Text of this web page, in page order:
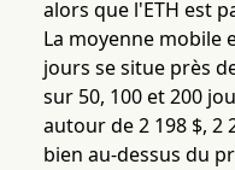
alors que l'ETH est
La moyenne mobile
jours se situe près
sur 50, 100 et 200
autour de 2 198 $, 2
bien au-dessus du